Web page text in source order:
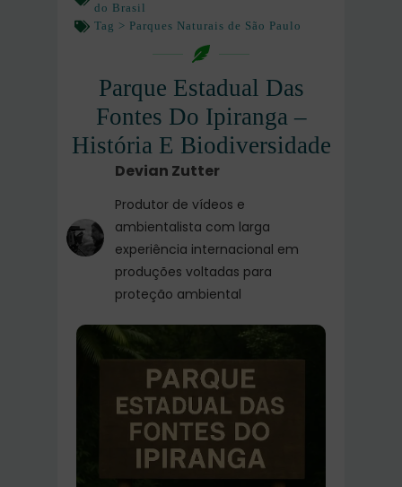
do Brasil
Tag > Parques Naturais de São Paulo
Parque Estadual Das
Fontes Do Ipiranga –
História E Biodiversidade
Devian Zutter
Produtor de vídeos e
ambientalista com larga
experiência internacional em
produções voltadas para
proteção ambiental